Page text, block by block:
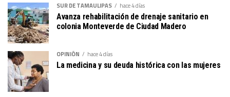
SUR DE TAMAULIPAS hace 4 días
Avanza rehabilitación de drenaje sanitario en
colonia Monteverde de Ciudad Madero
OPINIÓN hace 4 días
La medicina y su deuda histórica con las mujeres